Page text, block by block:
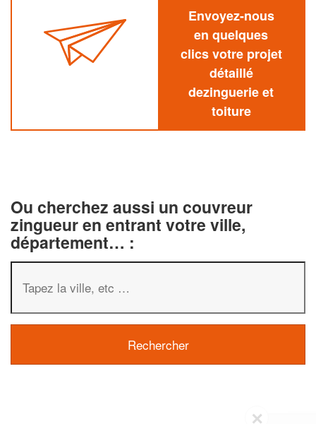
Envoyez-nous
en quelques
clics votre projet
détaillé
dezinguerie et
toiture
Ou cherchez aussi un couvreur
zingueur en entrant votre ville,
département… :